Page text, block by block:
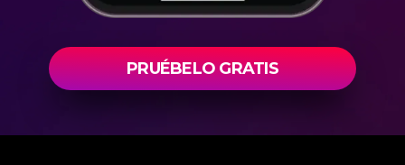
PRUÉBELO GRATIS